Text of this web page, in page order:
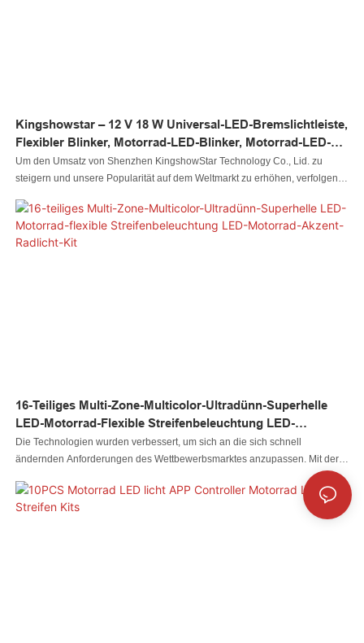
Kingshowstar – 12 V 18 W Universal-LED-Bremslichtleiste,
Flexibler Blinker, Motorrad-LED-Blinker, Motorrad-LED-
Fahrradlicht
Um den Umsatz von Shenzhen KingshowStar Technology Co., Lid. zu
steigern und unsere Popularität auf dem Weltmarkt zu erhöhen, verfolgen
Ausstellungen und die Aktualisierung unserer Informationen in sozialen
Medien wie Facebook, um für unsere Produkte und Dienstleistungen zu
werben. Unser ewiges Ziel ist es, eines der einflussreichsten und führenden
16-Teiliges Multi-Zone-Multicolor-Ultradünn-Superhelle
LED-Motorrad-Flexible Streifenbeleuchtung LED-
Motorrad-Akzent-Radlicht-Kit
Die Technologien wurden verbessert, um sich an die sich schnell
ändernden Anforderungen des Wettbewerbsmarktes anzupassen. Mit der
Weiterentwicklung der Fertigungstechnologien wurde die Leistung des
fertigen 16-teiligen, mehrfarbigen, ultradünnen, superhellen LED-Motorrad-
Flexstreifens mit LED-Akzent-Radbeleuchtungssatz für Motorräder erheblich